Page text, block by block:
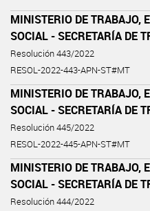
MINISTERIO DE TRABAJO,
SOCIAL - SECRETARÍA DE
Resolución 443/2022
RESOL-2022-443-APN-ST#MT
MINISTERIO DE TRABAJO,
SOCIAL - SECRETARÍA DE
Resolución 445/2022
RESOL-2022-445-APN-ST#MT
MINISTERIO DE TRABAJO,
SOCIAL - SECRETARÍA DE
Resolución 444/2022